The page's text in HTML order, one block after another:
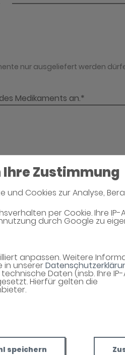
Zustimmung
und Cookies zur Analyse,
per Cookie. Ihre IP-
durch Google zu
anpassen. Weitere
in unserer
Daten (insb. Ihre
Hierfür gelten die
speichern